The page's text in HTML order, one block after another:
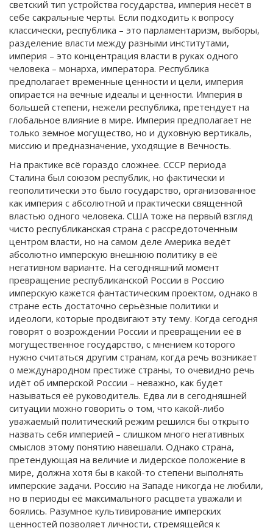
светский тип устройства государства, империя несёт в
себе сакральные черты. Если подходить к вопросу
классически, республика – это парламентаризм, выборы,
разделение власти между разными институтами,
империя – это концентрация власти в руках одного
человека – монарха, императора. Республика
предполагает временные ценности и цели, империя
опирается на вечные идеалы и ценности. Империя в
большей степени, нежели республика, претендует на
глобальное влияние в мире. Империя предполагает не
только земное могущество, но и духовную вертикаль,
миссию и предназначение, уходящие в Вечность.
На практике всё гораздо сложнее. СССР периода
Сталина был союзом республик, но фактически и
геополитически это было государство, организованное
как империя с абсолютной и практически священной
властью одного человека. США тоже на первый взгляд
чисто республиканская страна с рассредоточенным
центром власти, но на самом деле Америка ведёт
абсолютно имперскую внешнюю политику в её
негативном варианте. На сегодняшний момент
превращение республиканской России в Россию
имперскую кажется фантастическим проектом, однако в
стране есть достаточно серьёзные политики и
идеологи, которые продвигают эту тему. Когда сегодня
говорят о возрождении России и превращении её в
могущественное государство, с мнением которого
нужно считаться другим странам, когда речь возникает
о международном престиже страны, то очевидно речь
идёт об имперской России – неважно, как будет
называться её руководитель. Едва ли в сегодняшней
ситуации можно говорить о том, что какой-либо
уважаемый политический режим решился бы открыто
назвать себя империей – слишком много негативных
смыслов этому понятию навешали. Однако страна,
претендующая на величие и лидерское положение в
мире, должна хотя бы в какой-то степени выполнять
имперские задачи. Россию на Западе никогда не любили,
но в периоды её максимального расцвета уважали и
боялись. Разумное культивирование имперских
ценностей позволяет личности, стремящейся к